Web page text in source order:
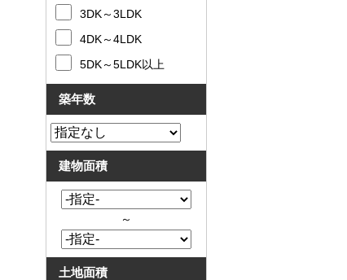
3DK～3LDK
4DK～4LDK
5DK～5LDK以上
築年数
建物面積
～
土地面積